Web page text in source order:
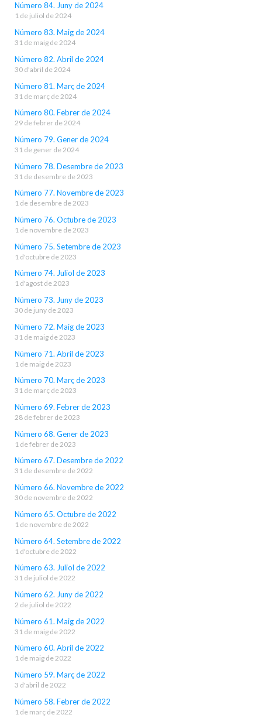
Número 84. Juny de 2024
1 de juliol de 2024
Número 83. Maig de 2024
31 de maig de 2024
Número 82. Abril de 2024
30 d'abril de 2024
Número 81. Març de 2024
31 de març de 2024
Número 80. Febrer de 2024
29 de febrer de 2024
Número 79. Gener de 2024
31 de gener de 2024
Número 78. Desembre de 2023
31 de desembre de 2023
Número 77. Novembre de 2023
1 de desembre de 2023
Número 76. Octubre de 2023
1 de novembre de 2023
Número 75. Setembre de 2023
1 d'octubre de 2023
Número 74. Juliol de 2023
1 d'agost de 2023
Número 73. Juny de 2023
30 de juny de 2023
Número 72. Maig de 2023
31 de maig de 2023
Número 71. Abril de 2023
1 de maig de 2023
Número 70. Març de 2023
31 de març de 2023
Número 69. Febrer de 2023
28 de febrer de 2023
Número 68. Gener de 2023
1 de febrer de 2023
Número 67. Desembre de 2022
31 de desembre de 2022
Número 66. Novembre de 2022
30 de novembre de 2022
Número 65. Octubre de 2022
1 de novembre de 2022
Número 64. Setembre de 2022
1 d'octubre de 2022
Número 63. Juliol de 2022
31 de juliol de 2022
Número 62. Juny de 2022
2 de juliol de 2022
Número 61. Maig de 2022
31 de maig de 2022
Número 60. Abril de 2022
1 de maig de 2022
Número 59. Març de 2022
3 d'abril de 2022
Número 58. Febrer de 2022
1 de març de 2022